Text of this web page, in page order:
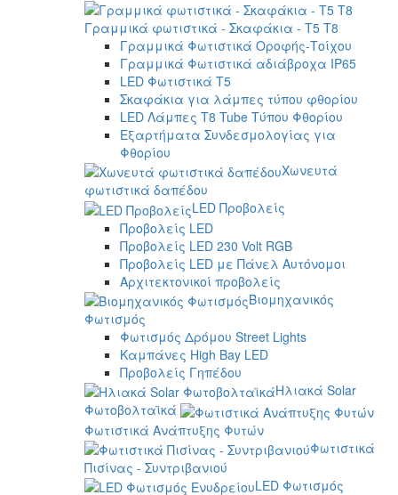
Γραμμικά φωτιστικά - Σκαφάκια - Τ5 T8
Γραμμικά Φωτιστικά Οροφής-Τοίχου
Γραμμικά Φωτιστικά αδιάβροχα IP65
LED Φωτιστικά T5
Σκαφάκια για λάμπες τύπου φθορίου
LED Λάμπες T8 Tube Τύπου Φθορίου
Εξαρτήματα Συνδεσμολογίας για
Φθορίου
Χωνευτά
φωτιστικά δαπέδου
LED Προβολείς
Προβολείς LED
Προβολείς LED 230 Volt RGB
Προβολείς LED με Πάνελ Αυτόνομοι
Αρχιτεκτονικοί προβολείς
Βιομηχανικός
Φωτισμός
Φωτισμός Δρόμου Street Lights
Καμπάνες High Bay LED
Προβολείς Γηπέδου
Ηλιακά Solar
Φωτοβολταϊκά
Φωτιστικά Ανάπτυξης Φυτών
Φωτιστικά
Πισίνας - Συντριβανιού
LED Φωτισμός